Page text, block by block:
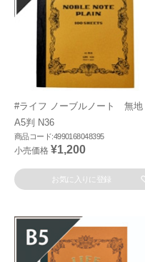
#ライフ ノーブルノート 無
A5判 N36
商品コード:4990168048395
小売価格 ¥1,200
お気に入りに登録